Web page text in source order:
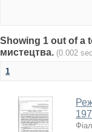
Showing 1 out of a
мистецтва. (0.002
1